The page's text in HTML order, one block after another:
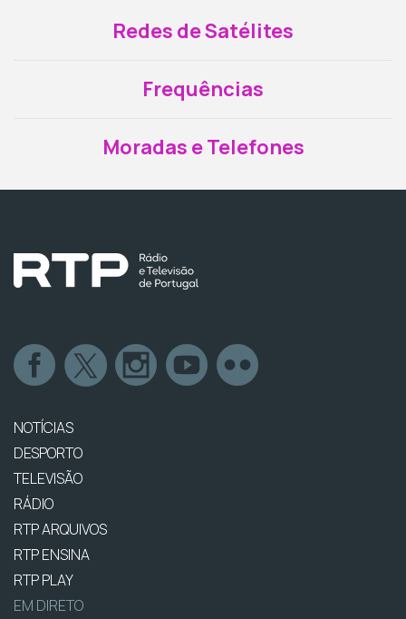
Redes de Satélites
Frequências
Moradas e Telefones
NOTÍCIAS
DESPORTO
TELEVISÃO
RÁDIO
RTP ARQUIVOS
RTP ENSINA
RTP PLAY
EM DIRETO